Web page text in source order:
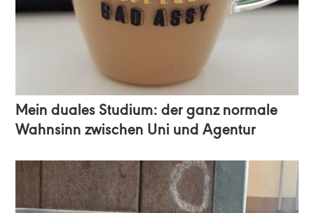
Mein duales Studium: der ganz normale
Wahnsinn zwischen Uni und Agentur